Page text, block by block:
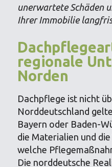
unerwartete Schäden
Ihrer Immobilie
regionale
Norden
Dachpflege ist nicht
Norddeutschland
Bayern oder Baden-
die Materialien und
welche
Die norddeutsche